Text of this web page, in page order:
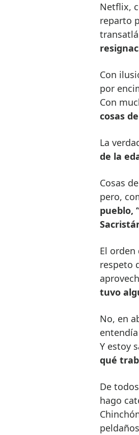
Netflix,
reparto
Con
por
Con
cosas
La
de la
Cosas
pero,
pueblo,
El
respeto
tuvo
No, en
Y estoy
qué
De
hago